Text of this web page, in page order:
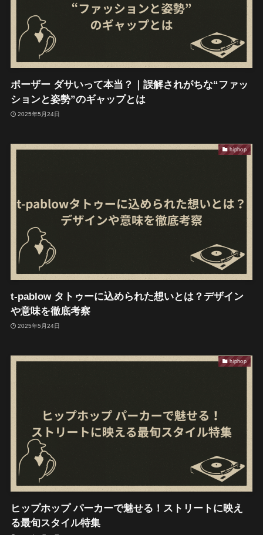
ポーザー ダサいって本当？｜誤解されがちな“ファッ
ションと姿勢”のギャップとは
2025年5月24日
hiphop
t-pablow タトゥーに込められた想いとは？デザイン
や意味を徹底考察
2025年5月24日
hiphop
ヒップホップ パーカーで魅せる！ストリートに映え
る最旬スタイル特集